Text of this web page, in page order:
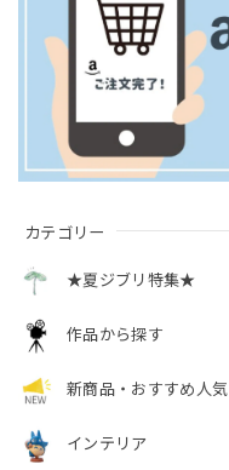
カテゴリー
★夏ジブリ特集★
作品から探す
新商品・おすすめ人気
インテリア